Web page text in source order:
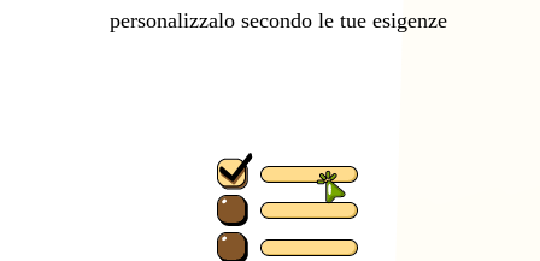
personalizzalo secondo le tue esigenze